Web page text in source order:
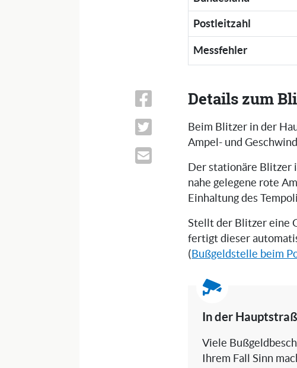
Postleitzahl
Messfehler
Details zum
Beim Blitzer in der
Ampel- und
Der stationäre Blitzer
nahe gelegene rote
Einhaltung des
Stellt der Blitzer eine
fertigt dieser
( Bußgeldstelle beim
In der
Viele
Ihrem Fall Sinn